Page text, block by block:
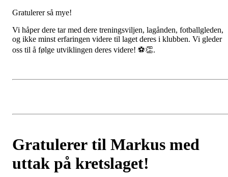
Gratulerer så mye!
Vi håper dere tar med dere treningsviljen, lagånden, fotballgleden,
og ikke minst erfaringen videre til laget deres i klubben. Vi gleder
oss til å følge utviklingen deres videre! ⚽👏.
Gratulerer til Markus med
uttak på kretslaget!